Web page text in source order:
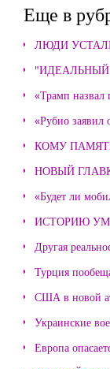
Еще в
ЛЮДИ
«Трамп
«Рубио
КОМУ
НОВЫЙ
«Будет ли
ИСТОРИЮ
Другая
Турция
США в новой
Украинские
Европа